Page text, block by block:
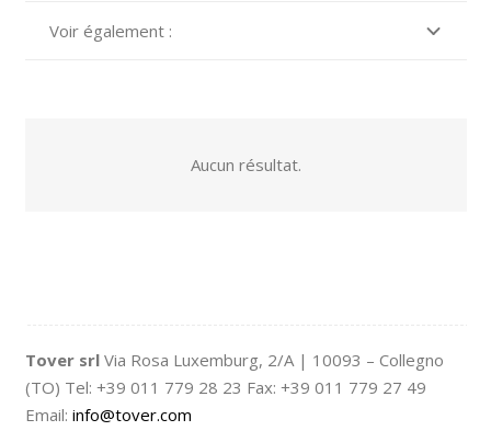
Voir également :
Aucun résultat.
Tover srl Via Rosa Luxemburg, 2/A | 10093 – Collegno
(TO) Tel: +39 011 779 28 23 Fax: +39 011 779 27 49
Email: info@tover.com